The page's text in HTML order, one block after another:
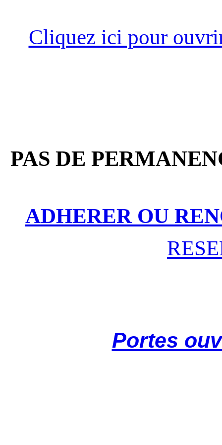
Cliquez ici pour
PAS DE
ADHERER OU
Portes